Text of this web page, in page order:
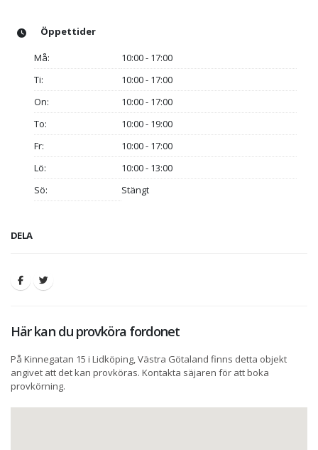
Öppettider
Må:
10:00 - 17:00
Ti:
10:00 - 17:00
On:
10:00 - 17:00
To:
10:00 - 19:00
Fr:
10:00 - 17:00
Lö:
10:00 - 13:00
Sö:
Stängt
DELA
Här kan du provköra fordonet
På Kinnegatan 15 i Lidköping, Västra Götaland finns detta objekt
angivet att det kan provköras. Kontakta säjaren för att boka
provkörning.